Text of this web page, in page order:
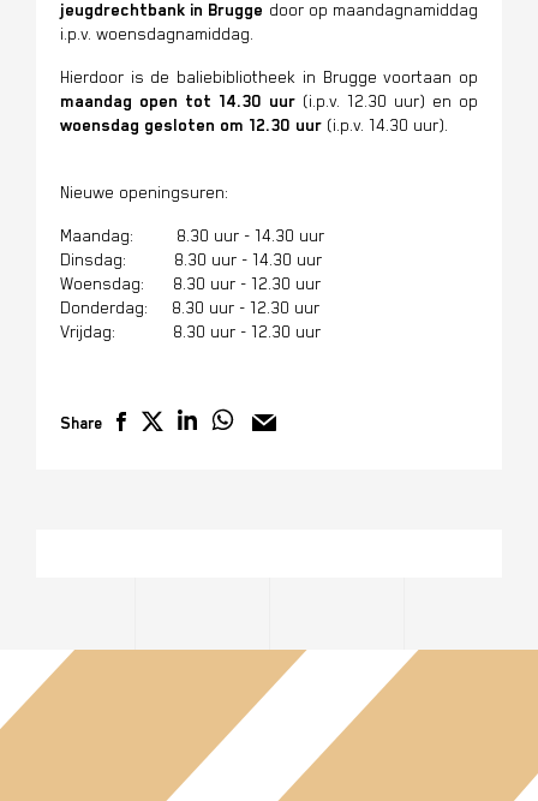
jeugdrechtbank in Brugge door op maandagnamiddag
i.p.v. woensdagnamiddag.
Hierdoor is de baliebibliotheek in Brugge voortaan op
maandag open tot 14.30 uur (i.p.v. 12.30 uur) en op
woensdag gesloten om 12.30 uur (i.p.v. 14.30 uur).
Nieuwe openingsuren:
Maandag: 8.30 uur - 14.30 uur
Dinsdag: 8.30 uur - 14.30 uur
Woensdag: 8.30 uur - 12.30 uur
Donderdag: 8.30 uur - 12.30 uur
Vrijdag: 8.30 uur - 12.30 uur
Share